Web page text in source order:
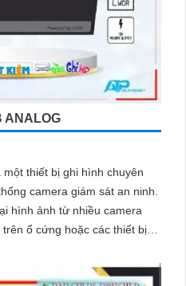
ANALOG
thiết bị ghi hình chuyên
camera giám sát an ninh.
hình ảnh từ nhiều camera
ổ cứng hoặc các thiết bị